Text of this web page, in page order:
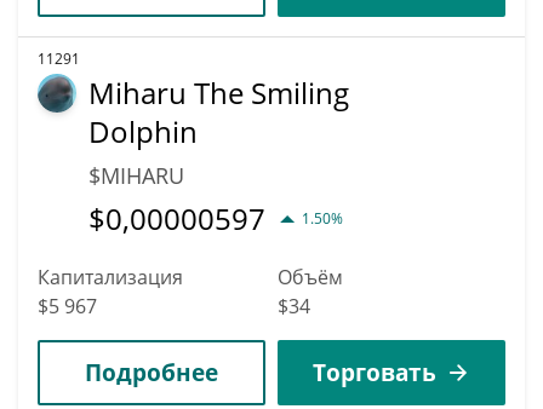
11291
Miharu The Smiling
Dolphin
$MIHARU
$0,00000597 1.50%
Капитализация
$5 967
Объём
$34
Подробнее Торговать